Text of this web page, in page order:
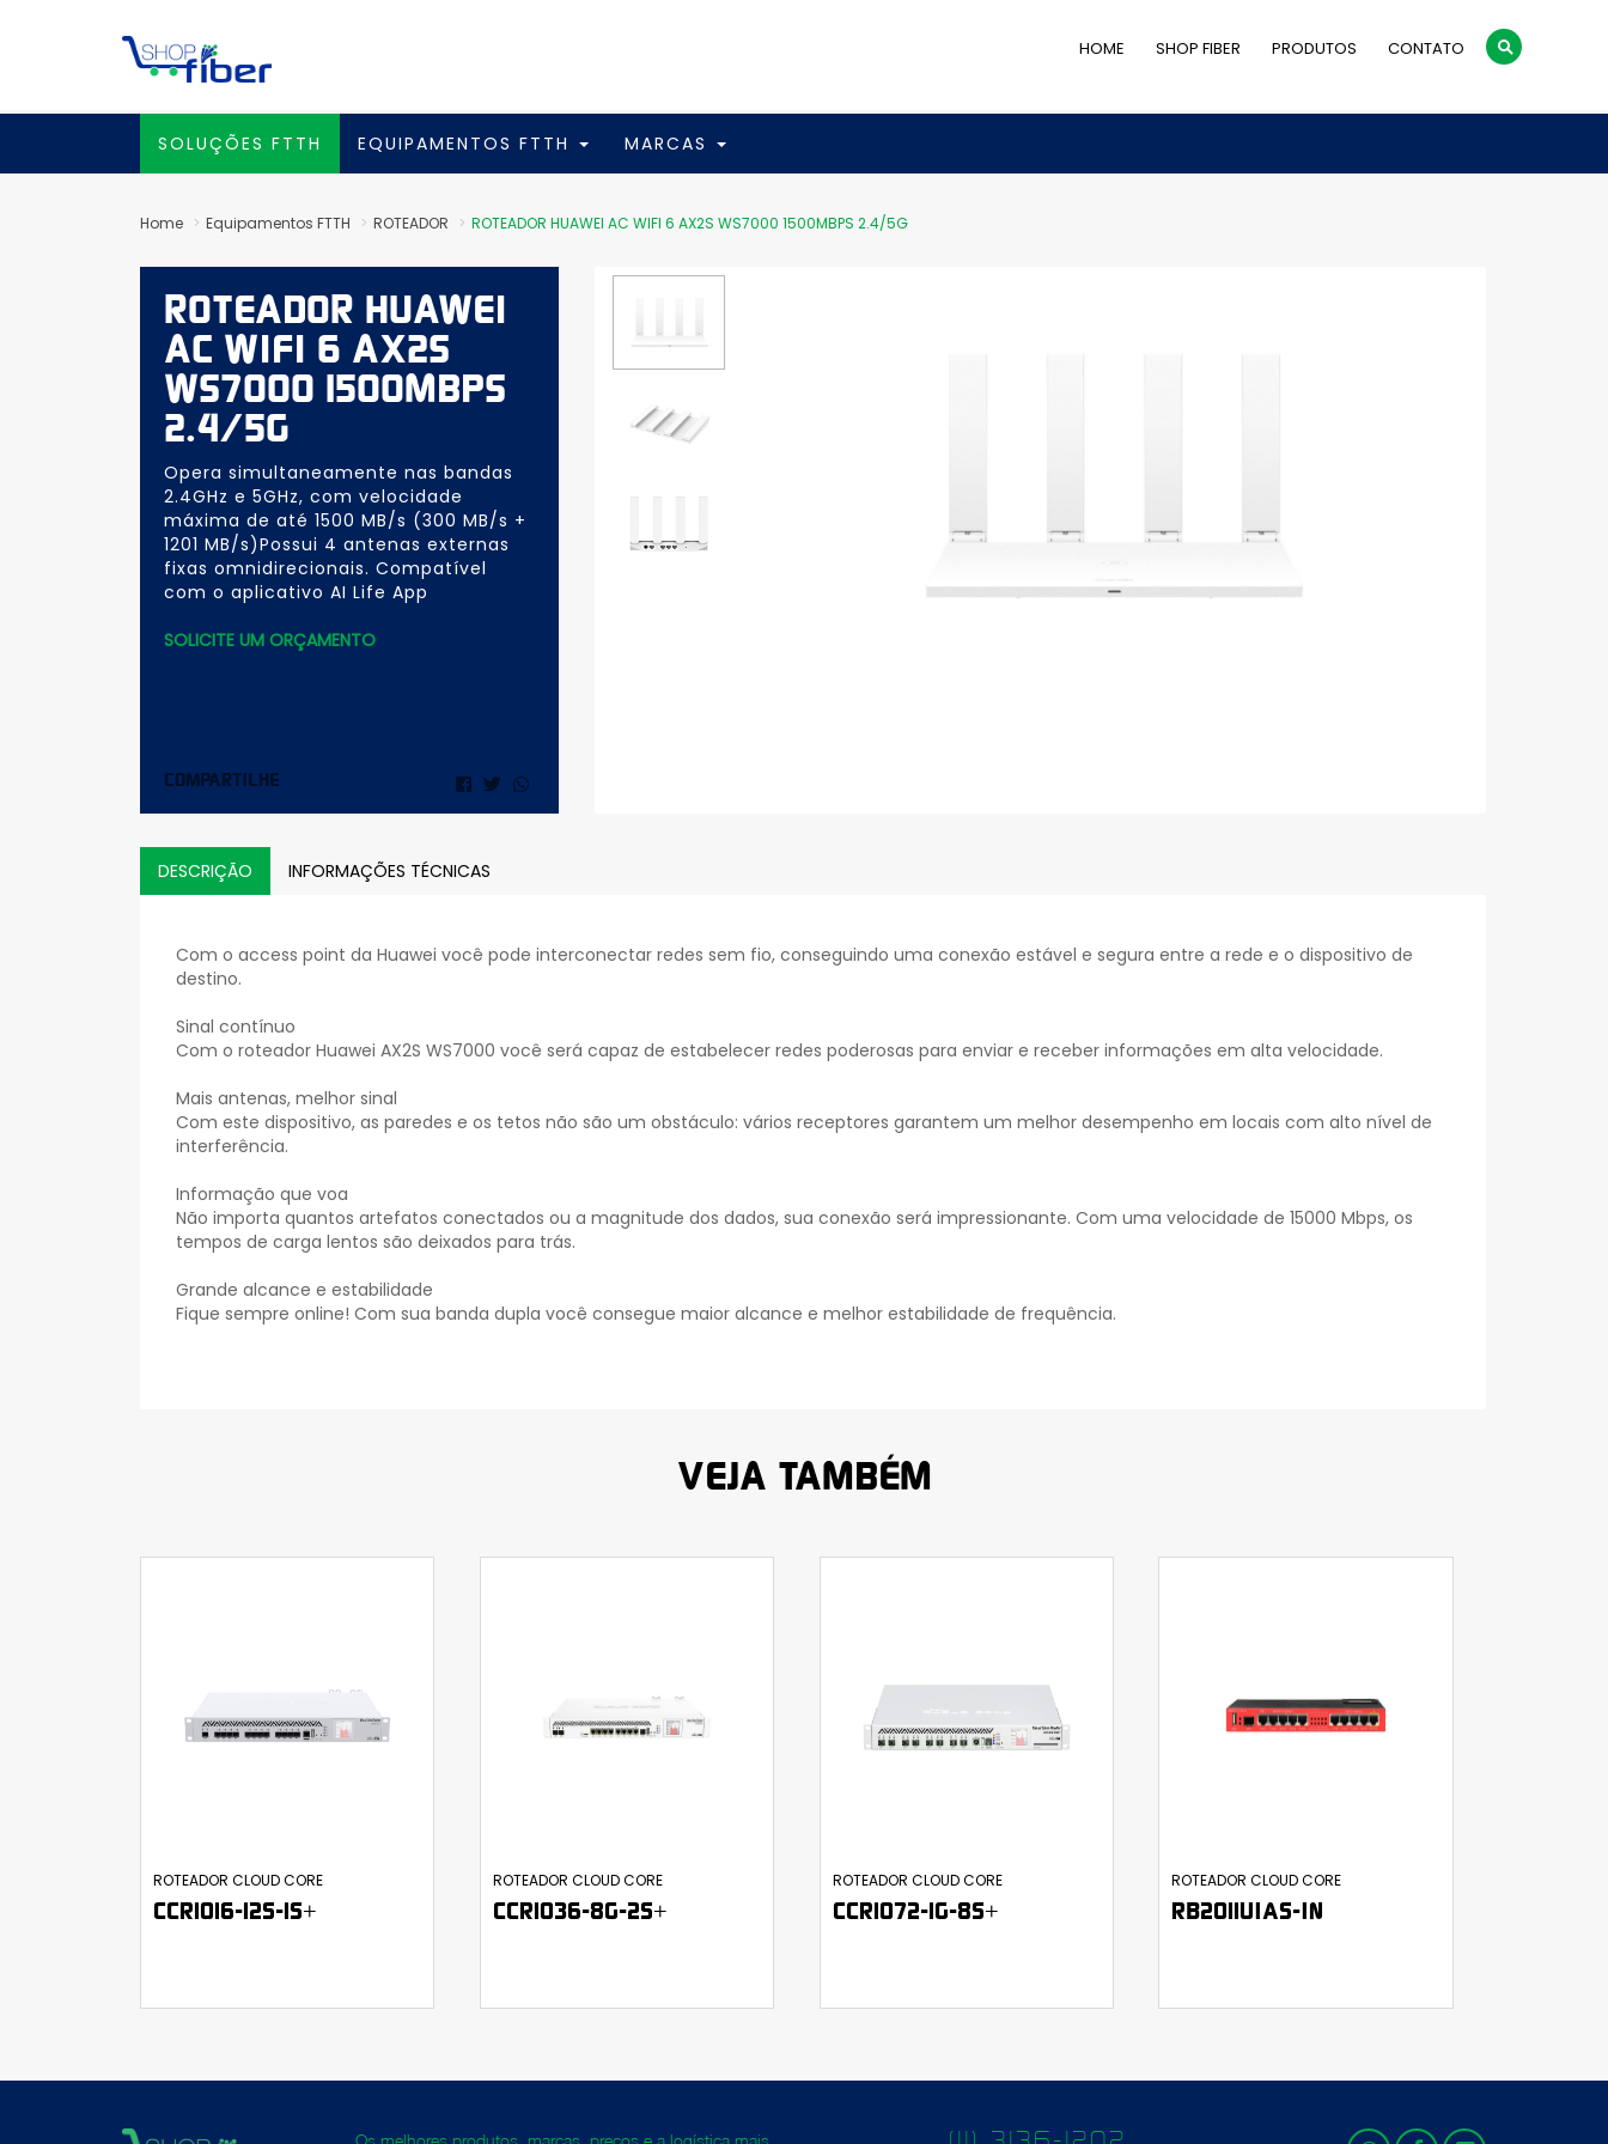
HOME SHOP FIBER PRODUTOS CONTATO
SOLUÇÕES FTTH EQUIPAMENTOS FTTH MARCAS
Home Equipamentos FTTH ROTEADOR ROTEADOR HUAWEI AC WIFI 6 AX2S WS7000 1500MBPS 2.4/5G
ROTEADOR HUAWEI
AC WIFI 6 AX2S
WS7000 1500MBPS
2.4/5G
Opera simultaneamente nas bandas
2.4GHz e 5GHz, com velocidade
máxima de até 1500 MB/s (300 MB/s +
1201 MB/s)Possui 4 antenas externas
fixas omnidirecionais. Compatível
com o aplicativo AI Life App
SOLICITE UM ORÇAMENTO
COMPARTILHE
Compartilhar
no
Tweetar
Compartilhar
no
DESCRIÇÃO INFORMAÇÕES TÉCNICAS
Com o access point da Huawei você pode interconectar redes sem fio, conseguindo uma conexão estável e segura entre a rede e o dispositivo de
destino.
Sinal contínuo
Com o roteador Huawei AX2S WS7000 você será capaz de estabelecer redes poderosas para enviar e receber informações em alta velocidade.
Mais antenas, melhor sinal
Com este dispositivo, as paredes e os tetos não são um obstáculo: vários receptores garantem um melhor desempenho em locais com alto nível de
interferência.
Informação que voa
Não importa quantos artefatos conectados ou a magnitude dos dados, sua conexão será impressionante. Com uma velocidade de 15000 Mbps, os
tempos de carga lentos são deixados para trás.
Grande alcance e estabilidade
Fique sempre online! Com sua banda dupla você consegue maior alcance e melhor estabilidade de frequência.
VEJA TAMBÉM
ROTEADOR CLOUD CORE
CCR1016-12S-1S+
ROTEADOR CLOUD CORE
CCR1036-8G-2S+
ROTEADOR CLOUD CORE
CCR1072-1G-8S+
ROTEADOR CLOUD CORE
RB2011UIAS-IN
Os melhores produtos, marcas, preços e a logística mais